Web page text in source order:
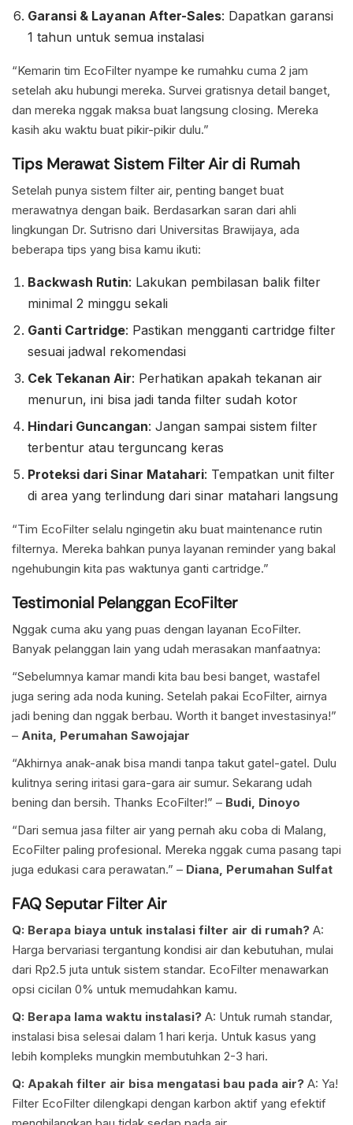
Garansi & Layanan After-Sales: Dapatkan garansi
1 tahun untuk semua instalasi
“Kemarin tim EcoFilter nyampe ke rumahku cuma 2 jam
setelah aku hubungi mereka. Survei gratisnya detail banget,
dan mereka nggak maksa buat langsung closing. Mereka
kasih aku waktu buat pikir-pikir dulu.”
Tips Merawat Sistem Filter Air di Rumah
Setelah punya sistem filter air, penting banget buat
merawatnya dengan baik. Berdasarkan saran dari ahli
lingkungan Dr. Sutrisno dari Universitas Brawijaya, ada
beberapa tips yang bisa kamu ikuti:
Backwash Rutin: Lakukan pembilasan balik filter
minimal 2 minggu sekali
Ganti Cartridge: Pastikan mengganti cartridge filter
sesuai jadwal rekomendasi
Cek Tekanan Air: Perhatikan apakah tekanan air
menurun, ini bisa jadi tanda filter sudah kotor
Hindari Guncangan: Jangan sampai sistem filter
terbentur atau terguncang keras
Proteksi dari Sinar Matahari: Tempatkan unit filter
di area yang terlindung dari sinar matahari langsung
“Tim EcoFilter selalu ngingetin aku buat maintenance rutin
filternya. Mereka bahkan punya layanan reminder yang bakal
ngehubungin kita pas waktunya ganti cartridge.”
Testimonial Pelanggan EcoFilter
Nggak cuma aku yang puas dengan layanan EcoFilter.
Banyak pelanggan lain yang udah merasakan manfaatnya:
“Sebelumnya kamar mandi kita bau besi banget, wastafel
juga sering ada noda kuning. Setelah pakai EcoFilter, airnya
jadi bening dan nggak berbau. Worth it banget investasinya!”
– Anita, Perumahan Sawojajar
“Akhirnya anak-anak bisa mandi tanpa takut gatel-gatel. Dulu
kulitnya sering iritasi gara-gara air sumur. Sekarang udah
bening dan bersih. Thanks EcoFilter!” – Budi, Dinoyo
“Dari semua jasa filter air yang pernah aku coba di Malang,
EcoFilter paling profesional. Mereka nggak cuma pasang tapi
juga edukasi cara perawatan.” – Diana, Perumahan Sulfat
FAQ Seputar Filter Air
Q: Berapa biaya untuk instalasi filter air di rumah? A:
Harga bervariasi tergantung kondisi air dan kebutuhan, mulai
dari Rp2.5 juta untuk sistem standar. EcoFilter menawarkan
opsi cicilan 0% untuk memudahkan kamu.
Q: Berapa lama waktu instalasi? A: Untuk rumah standar,
instalasi bisa selesai dalam 1 hari kerja. Untuk kasus yang
lebih kompleks mungkin membutuhkan 2-3 hari.
Q: Apakah filter air bisa mengatasi bau pada air? A: Ya!
Filter EcoFilter dilengkapi dengan karbon aktif yang efektif